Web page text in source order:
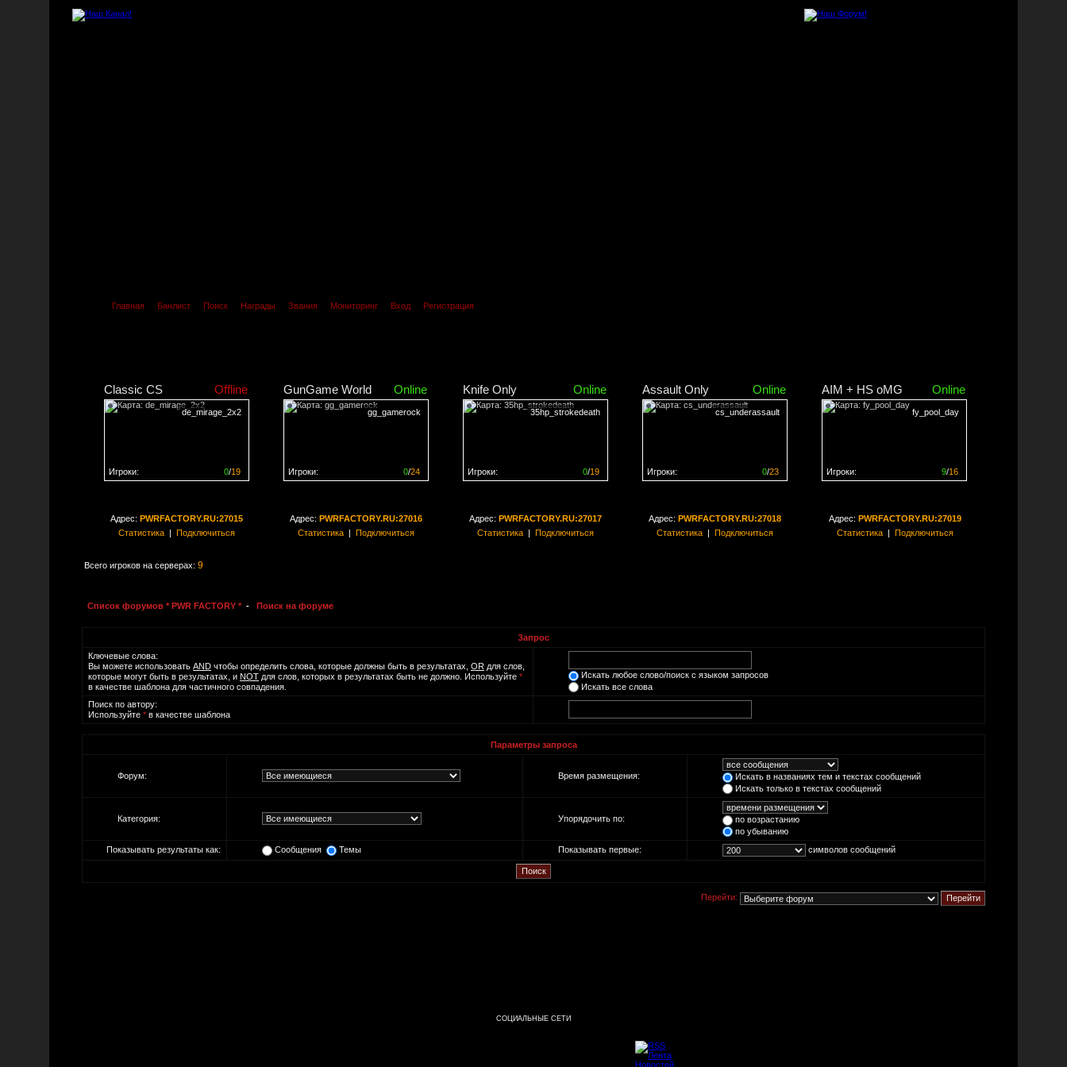
Главная Банлист Поиск Награды Звания Мониторинг Вход Регистрация
Classic CS Offline
de_mirage_2x2
0/19
Игроки:
GunGame World Online
gg_gamerock
0/24
Игроки:
Knife Only Online
35hp_strokedeath
0/19
Игроки:
Assault Only Online
cs_underassault
0/23
Игроки:
AIM + HS oMG Online
fy_pool_day
9/16
Игроки:
Адрес: PWRFACTORY.RU:27015
Статистика| Подключиться
Адрес: PWRFACTORY.RU:27016
Статистика| Подключиться
Адрес: PWRFACTORY.RU:27017
Статистика| Подключиться
Адрес: PWRFACTORY.RU:27018
Статистика| Подключиться
Адрес: PWRFACTORY.RU:27019
Статистика| Подключиться
Всего игроков на серверах: 9
Список форумов * PWR FACTORY * - Поиск на форуме
Запрос
Ключевые слова:
Вы можете использовать AND чтобы определить слова, которые должны быть в результатах, OR для слов,
которые могут быть в результатах, и NOT для слов, которых в результатах быть не должно. Используйте *
в качестве шаблона для частичного совпадения.
Искать любое слово/поиск с языком запросов
Искать все слова
Поиск по автору:
Используйте * в качестве шаблона
Параметры запроса
Форум: Время размещения:
Искать в названиях тем и текстах сообщений
Искать только в текстах сообщений
Категория: Упорядочить по:
по возрастанию
по убыванию
Показывать результаты как:
Сообщения Темы Показывать первые: символов сообщений
Перейти:
СОЦИАЛЬНЫЕ СЕТИ